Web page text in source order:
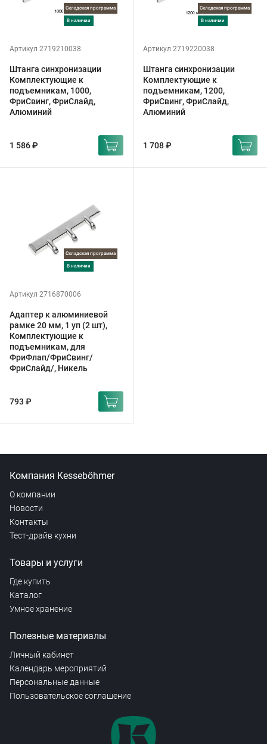
Складская программа
в наличии
Артикул 2719210038
Штанга синхронизации
Комплектующие к
подъемникам, 1000,
ФриСвинг, ФриСлайд,
Алюминий
1 586 ₽
Складская программа
в наличии
Артикул 2719220038
Штанга синхронизации
Комплектующие к
подъемникам, 1200,
ФриСвинг, ФриСлайд,
Алюминий
1 708 ₽
Складская программа
в наличии
Артикул 2716870006
Адаптер к алюминиевой
рамке 20 мм, 1 уп (2 шт),
Комплектующие к
подъемникам, для
ФриФлап/ФриСвинг/
ФриСлайд/, Никель
793 ₽
Компания Kesseböhmer
О компании
Новости
Контакты
Тест-драйв кухни
Товары и услуги
Где купить
Каталог
Умное хранение
Полезные материалы
Личный кабинет
Календарь мероприятий
Персональные данные
Пользовательское соглашение